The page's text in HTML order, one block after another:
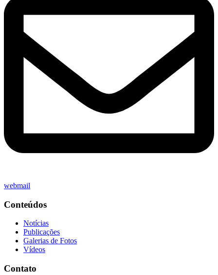
webmail
Conteúdos
Notícias
Publicações
Galerias de Fotos
Vídeos
Contato